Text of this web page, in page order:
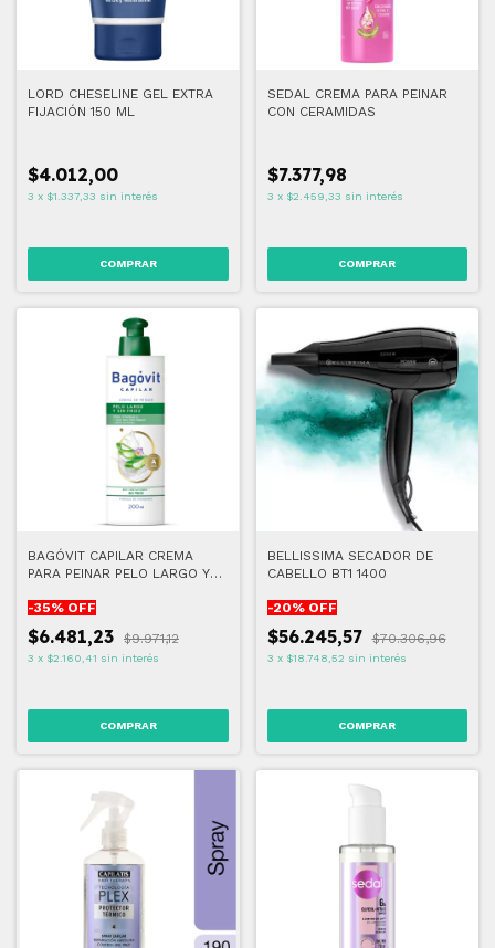
LORD CHESELINE GEL EXTRA
FIJACIÓN 150 ML
$4.012,00
3 x $1.337,33 sin interés
SEDAL CREMA PARA PEINAR
CON CERAMIDAS
$7.377,98
3 x $2.459,33 sin interés
BAGÓVIT CAPILAR CREMA
PARA PEINAR PELO LARGO Y
-35% OFF
$6.481,23 $9.971,12
3 x $2.160,41 sin interés
BELLISSIMA SECADOR DE
CABELLO BT1 1400
-20% OFF
$56.245,57 $70.306,96
3 x $18.748,52 sin interés